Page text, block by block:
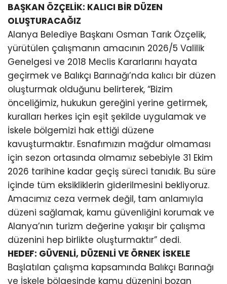
BAŞKAN ÖZÇELİK: KALICI BİR DÜZEN
OLUŞTURACAĞIZ
Alanya Belediye Başkanı Osman Tarık Özçelik,
yürütülen çalışmanın amacının 2026/5 Valilik
Genelgesi ve 2018 Meclis Kararlarını hayata
geçirmek ve Balıkçı Barınağı’nda kalıcı bir düzen
oluşturmak olduğunu belirterek, “Bizim
önceliğimiz, hukukun gereğini yerine getirmek,
kuralları herkes için eşit şekilde uygulamak ve
İskele bölgemizi hak ettiği düzene
kavuşturmaktır. Esnafımızın mağdur olmaması
için sezon ortasında olmamız sebebiyle 31 Ekim
2026 tarihine kadar geçiş süreci tanıdık. Bu süre
içinde tüm eksikliklerin giderilmesini bekliyoruz.
Amacımız ceza vermek değil, tam anlamıyla
düzeni sağlamak, kamu güvenliğini korumak ve
Alanya’nın turizm değerine yakışır bir çalışma
düzenini hep birlikte oluşturmaktır” dedi.
HEDEF: GÜVENLİ, DÜZENLİ VE ÖRNEK İSKELE
Başlatılan çalışma kapsamında Balıkçı Barınağı
ve İskele bölgesinde kamu düzenini bozan